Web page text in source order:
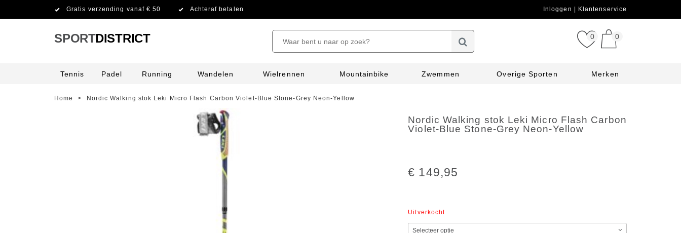
Gratis verzending vanaf € 50 Achteraf betalen Inloggen Klantenservice
SPORTDISTRICT 0 0
Tennis Padel Running Wandelen Wielrennen Mountainbike Zwemmen Overige Sporten Merken
Home > Nordic Walking stok Leki Micro Flash Carbon Violet-Blue Stone-Grey Neon-Yellow
Nordic Walking stok Leki Micro Flash Carbon
Violet-Blue Stone-Grey Neon-Yellow
€ 149,95
Uitverkocht